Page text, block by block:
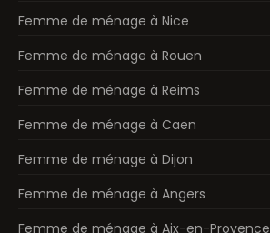
Femme de ménage à Nice
Femme de ménage à Rouen
Femme de ménage à Reims
Femme de ménage à Caen
Femme de ménage à Dijon
Femme de ménage à Angers
Femme de ménage à Aix-en-Provence